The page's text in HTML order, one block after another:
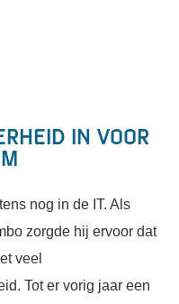
in voor
nog in de IT. Als
zorgde hij ervoor dat
veel
Tot er vorig jaar een